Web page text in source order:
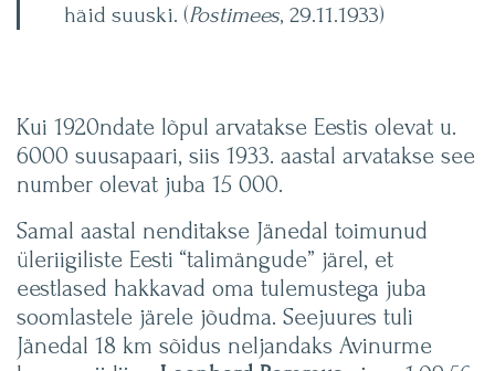
häid suuski. (Postimees, 29.11.1933)
Kui 1920ndate lõpul arvatakse Eestis olevat u.
6000 suusapaari, siis 1933. aastal arvatakse see
number olevat juba 15 000.
Samal aastal nenditakse Jänedal toimunud
üleriigiliste Eesti “talimängude” järel, et
eestlased hakkavad oma tulemustega juba
soomlastele järele jõudma. Seejuures tuli
Jänedal 18 km sõidus neljandaks Avinurme